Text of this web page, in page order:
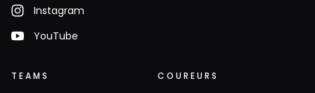
Instagram
YouTube
TEAMS COUREURS